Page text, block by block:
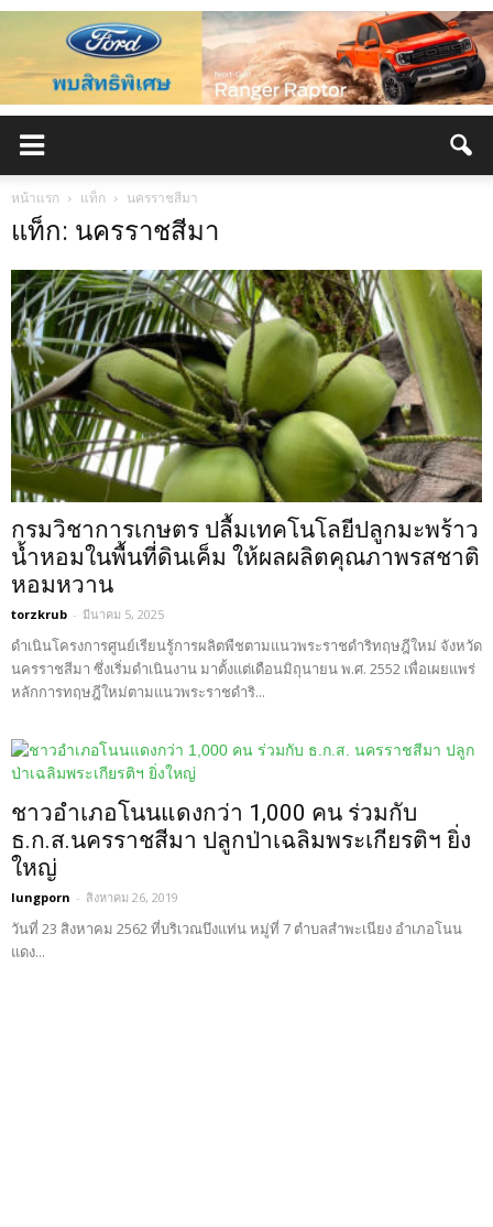
หน้าแรก แท็ก นครราชสีมา
แท็ก: นครราชสีมา
กรมวิชาการเกษตร ปลื้มเทคโนโลยีปลูกมะพร้าว
น้ำหอมในพื้นที่ดินเค็ม ให้ผลผลิตคุณภาพรสชาติ
หอมหวาน
torzkrub - มีนาคม 5, 2025
ดำเนินโครงการศูนย์เรียนรู้การผลิตพืชตามแนวพระราชดำริทฤษฎีใหม่ จังหวัด
นครราชสีมา ซึ่งเริ่มดำเนินงาน มาตั้งแต่เดือนมิถุนายน พ.ศ. 2552 เพื่อเผยแพร่
หลักการทฤษฎีใหม่ตามแนวพระราชดำริ...
ชาวอำเภอโนนแดงกว่า 1,000 คน ร่วมกับ
ธ.ก.ส.นครราชสีมา ปลูกป่าเฉลิมพระเกียรติฯ ยิ่ง
ใหญ่
lungporn - สิงหาคม 26, 2019
วันที่ 23 สิงหาคม 2562 ที่บริเวณบึงแท่น หมู่ที่ 7 ตำบลสำพะเนียง อำเภอโนน
แดง...